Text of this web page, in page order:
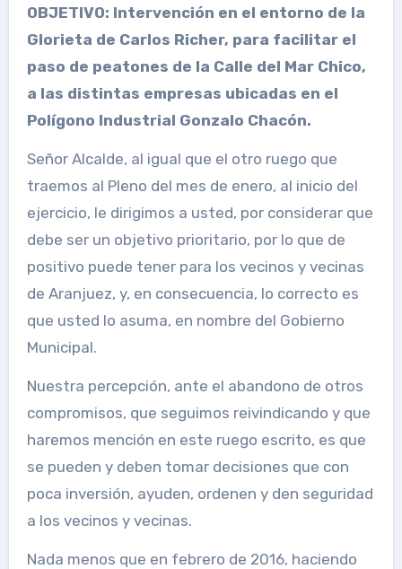
OBJETIVO: Intervención en el entorno de la
Glorieta de Carlos Richer, para facilitar el
paso de peatones de la Calle del Mar Chico,
a las distintas empresas ubicadas en el
Polígono Industrial Gonzalo Chacón.
Señor Alcalde, al igual que el otro ruego que
traemos al Pleno del mes de enero, al inicio del
ejercicio, le dirigimos a usted, por considerar que
debe ser un objetivo prioritario, por lo que de
positivo puede tener para los vecinos y vecinas
de Aranjuez, y, en consecuencia, lo correcto es
que usted lo asuma, en nombre del Gobierno
Municipal.
Nuestra percepción, ante el abandono de otros
compromisos, que seguimos reivindicando y que
haremos mención en este ruego escrito, es que
se pueden y deben tomar decisiones que con
poca inversión, ayuden, ordenen y den seguridad
a los vecinos y vecinas.
Nada menos que en febrero de 2016, haciendo